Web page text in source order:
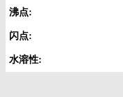
沸点:
闪点:
水溶性: